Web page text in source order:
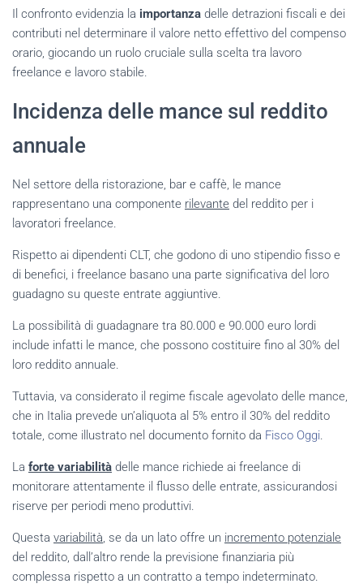
Il confronto evidenzia la importanza delle detrazioni fiscali e dei
contributi nel determinare il valore netto effettivo del compenso
orario, giocando un ruolo cruciale sulla scelta tra lavoro
freelance e lavoro stabile.
Incidenza delle mance sul reddito
annuale
Nel settore della ristorazione, bar e caffè, le mance
rappresentano una componente rilevante del reddito per i
lavoratori freelance.
Rispetto ai dipendenti CLT, che godono di uno stipendio fisso e
di benefici, i freelance basano una parte significativa del loro
guadagno su queste entrate aggiuntive.
La possibilità di guadagnare tra 80.000 e 90.000 euro lordi
include infatti le mance, che possono costituire fino al 30% del
loro reddito annuale.
Tuttavia, va considerato il regime fiscale agevolato delle mance,
che in Italia prevede un’aliquota al 5% entro il 30% del reddito
totale, come illustrato nel documento fornito da Fisco Oggi.
La forte variabilità delle mance richiede ai freelance di
monitorare attentamente il flusso delle entrate, assicurandosi
riserve per periodi meno produttivi.
Questa variabilità, se da un lato offre un incremento potenziale
del reddito, dall’altro rende la previsione finanziaria più
complessa rispetto a un contratto a tempo indeterminato.